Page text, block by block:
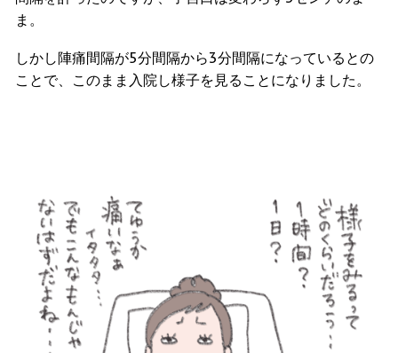
ま。
しかし陣痛間隔が5分間隔から3分間隔になっているとの
ことで、このまま入院し様子を見ることになりました。